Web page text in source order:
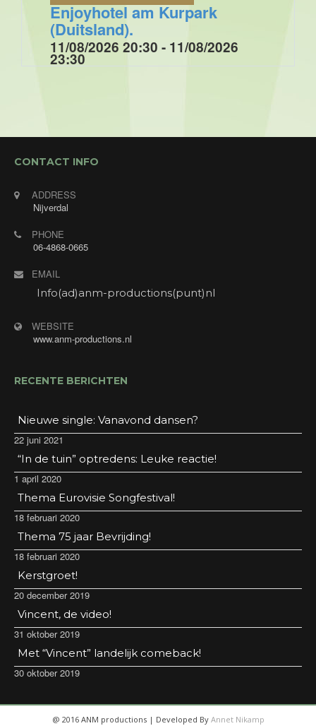
Enjoyhotel am Kurpark
(Duitsland).
11/08/2026 20:30 - 11/08/2026
23:30
CONTACT INFO
ADDRESS
Nijverdal
PHONE
06-4868-0665
EMAIL
Info(ad)anm-productions(punt)nl
WEBSITE
www.anm-productions.nl
RECENTE BERICHTEN
Nieuwe single: Vanavond dansen?
22 juni 2021
“In de tuin” optredens: Leuke reactie!
1 april 2020
Thema Eurovisie Songfestival!
18 februari 2020
Thema 75 jaar Bevrijding!
18 februari 2020
Kerstgroet!
20 december 2019
Vincent, de video!
31 oktober 2019
Met “Vincent” landelijk comeback!
30 oktober 2019
@ 2016 ANM productions | Developed By Annet Nikamp